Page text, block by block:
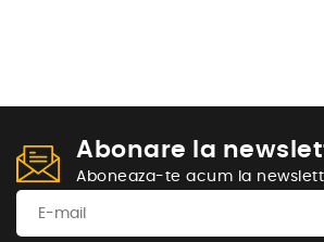
Abonare la
Aboneaza-te acum la